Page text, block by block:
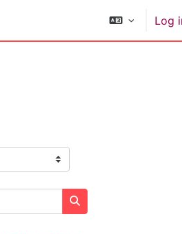
Log
Search courses